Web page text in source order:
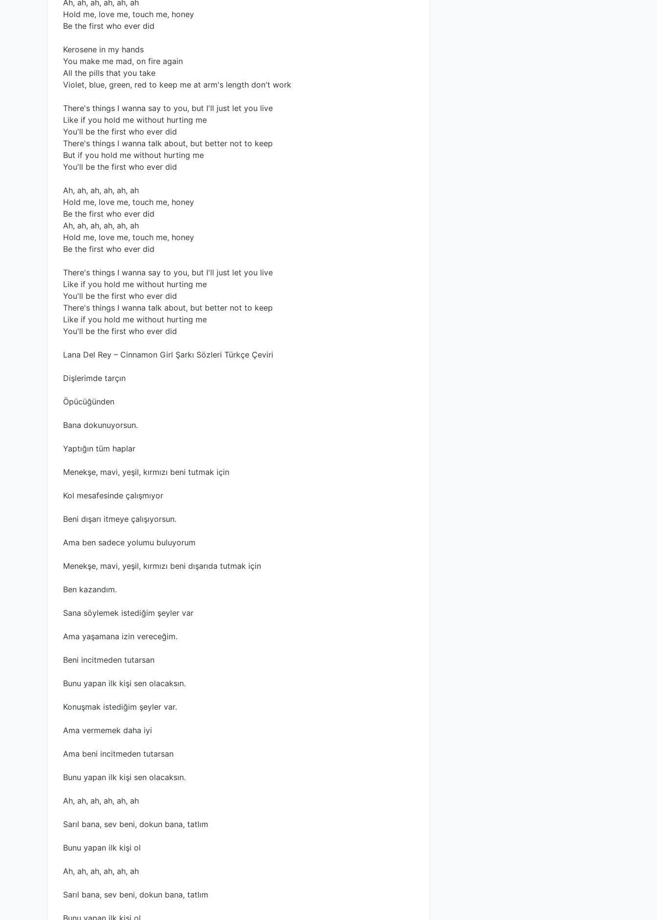
Ah, ah, ah, ah, ah, ah
Hold me, love me, touch me, honey
Be the first who ever did
Kerosene in my hands
You make me mad, on fire again
All the pills that you take
Violet, blue, green, red to keep me at arm's length don't work
There's things I wanna say to you, but I'll just let you live
Like if you hold me without hurting me
You'll be the first who ever did
There's things I wanna talk about, but better not to keep
But if you hold me without hurting me
You'll be the first who ever did
Ah, ah, ah, ah, ah, ah
Hold me, love me, touch me, honey
Be the first who ever did
Ah, ah, ah, ah, ah, ah
Hold me, love me, touch me, honey
Be the first who ever did
There's things I wanna say to you, but I'll just let you live
Like if you hold me without hurting me
You'll be the first who ever did
There's things I wanna talk about, but better not to keep
Like if you hold me without hurting me
You'll be the first who ever did
Lana Del Rey – Cinnamon Girl Şarkı Sözleri Türkçe Çeviri
Dişlerimde tarçın
Öpücüğünden
Bana dokunuyorsun.
Yaptığın tüm haplar
Menekşe, mavi, yeşil, kırmızı beni tutmak için
Kol mesafesinde çalışmıyor
Beni dışarı itmeye çalışıyorsun.
Ama ben sadece yolumu buluyorum
Menekşe, mavi, yeşil, kırmızı beni dışarıda tutmak için
Ben kazandım.
Sana söylemek istediğim şeyler var
Ama yaşamana izin vereceğim.
Beni incitmeden tutarsan
Bunu yapan ilk kişi sen olacaksın.
Konuşmak istediğim şeyler var.
Ama vermemek daha iyi
Ama beni incitmeden tutarsan
Bunu yapan ilk kişi sen olacaksın.
Ah, ah, ah, ah, ah, ah
Sarıl bana, sev beni, dokun bana, tatlım
Bunu yapan ilk kişi ol
Ah, ah, ah, ah, ah, ah
Sarıl bana, sev beni, dokun bana, tatlım
Bunu yapan ilk kişi ol